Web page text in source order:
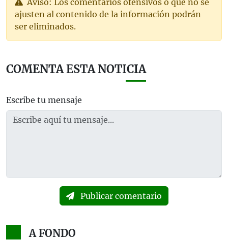
ajusten al contenido de la información podrán
ser eliminados.
COMENTA ESTA NOTICIA
Escribe tu mensaje
Publicar comentario
A FONDO